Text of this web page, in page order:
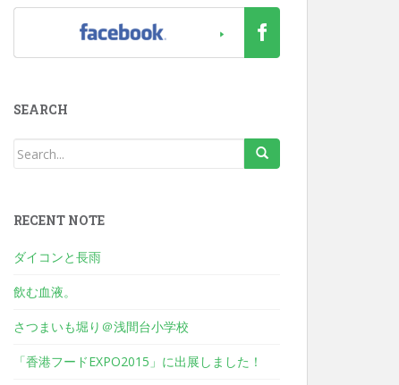
SEARCH
RECENT NOTE
ダイコンと長雨
飲む血液。
さつまいも堀り＠浅間台小学校
「香港フードEXPO2015」に出展しました！